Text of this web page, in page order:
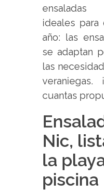
ideales
año: las
se adaptan
las
veraniegas.
cuantas
Nic,
la
piscina